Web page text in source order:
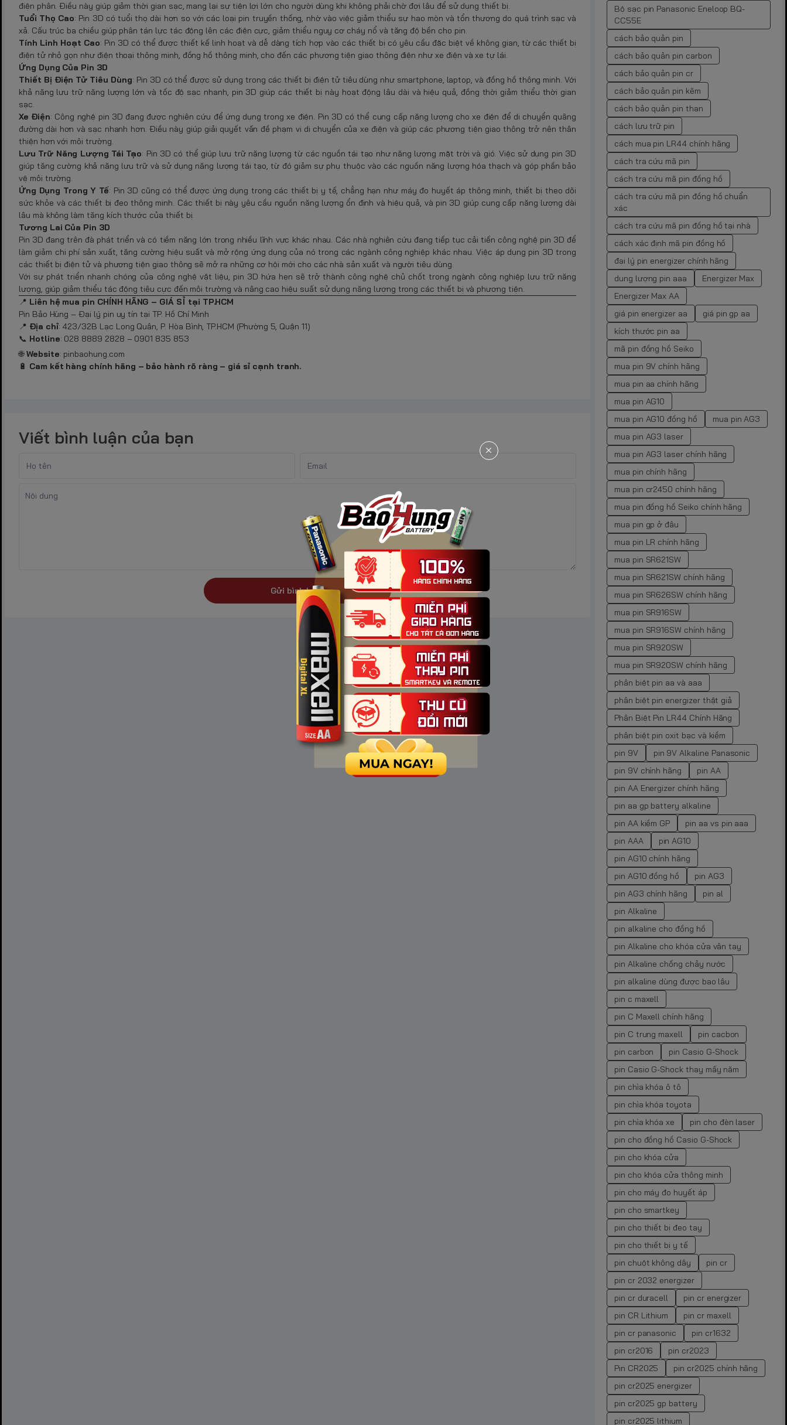
điện phân. Điều này giúp giảm thời gian sạc, mang lại sự tiện lợi lớn cho người dùng khi không phải chờ đợi lâu để sử dụng thiết bị.
Tuổi Thọ Cao: Pin 3D có tuổi thọ dài hơn so với các loại pin truyền thống, nhờ vào việc giảm thiểu sự hao mòn và tổn thương do quá trình sạc và
xả. Cấu trúc ba chiều giúp phân tán lực tác động lên các điện cực, giảm thiểu nguy cơ cháy nổ và tăng độ bền cho pin.
Tính Linh Hoạt Cao: Pin 3D có thể được thiết kế linh hoạt và dễ dàng tích hợp vào các thiết bị có yêu cầu đặc biệt về không gian, từ các thiết bị
điện tử nhỏ gọn như điện thoại thông minh, đồng hồ thông minh, cho đến các phương tiện giao thông điện như xe điện và xe tự lái.
Ứng Dụng Của Pin 3D
Thiết Bị Điện Tử Tiêu Dùng: Pin 3D có thể được sử dụng trong các thiết bị điện tử tiêu dùng như smartphone, laptop, và đồng hồ thông minh. Với
khả năng lưu trữ năng lượng lớn và tốc độ sạc nhanh, pin 3D giúp các thiết bị này hoạt động lâu dài và hiệu quả, đồng thời giảm thiểu thời gian
sạc.
Xe Điện: Công nghệ pin 3D đang được nghiên cứu để ứng dụng trong xe điện. Pin 3D có thể cung cấp năng lượng cho xe điện để di chuyển quãng
đường dài hơn và sạc nhanh hơn. Điều này giúp giải quyết vấn đề phạm vi di chuyển của xe điện và giúp các phương tiện giao thông trở nên thân
thiện hơn với môi trường.
Lưu Trữ Năng Lượng Tái Tạo: Pin 3D có thể giúp lưu trữ năng lượng từ các nguồn tái tạo như năng lượng mặt trời và gió. Việc sử dụng pin 3D
giúp tăng cường khả năng lưu trữ và sử dụng năng lượng tái tạo, từ đó giảm sự phụ thuộc vào các nguồn năng lượng hóa thạch và góp phần bảo
vệ môi trường.
Ứng Dụng Trong Y Tế: Pin 3D cũng có thể được ứng dụng trong các thiết bị y tế, chẳng hạn như máy đo huyết áp thông minh, thiết bị theo dõi
sức khỏe và các thiết bị đeo thông minh. Các thiết bị này yêu cầu nguồn năng lượng ổn định và hiệu quả, và pin 3D giúp cung cấp năng lượng dài
lâu mà không làm tăng kích thước của thiết bị.
Tương Lai Của Pin 3D
Pin 3D đang trên đà phát triển và có tiềm năng lớn trong nhiều lĩnh vực khác nhau. Các nhà nghiên cứu đang tiếp tục cải tiến công nghệ pin 3D để
làm giảm chi phí sản xuất, tăng cường hiệu suất và mở rộng ứng dụng của nó trong các ngành công nghiệp khác nhau. Việc áp dụng pin 3D trong
các thiết bị điện tử và phương tiện giao thông sẽ mở ra những cơ hội mới cho các nhà sản xuất và người tiêu dùng.
Với sự phát triển nhanh chóng của công nghệ vật liệu, pin 3D hứa hẹn sẽ trở thành công nghệ chủ chốt trong ngành công nghiệp lưu trữ năng
lượng, giúp giảm thiểu tác động tiêu cực đến môi trường và nâng cao hiệu suất sử dụng năng lượng trong các thiết bị và phương tiện.
📍 Liên hệ mua pin CHÍNH HÃNG – GIÁ SỈ tại TP.HCM
Pin Bảo Hùng – Đại lý pin uy tín tại TP. Hồ Chí Minh
📍 Địa chỉ: 423/32B Lạc Long Quân, P. Hòa Bình, TP.HCM (Phường 5, Quận 11)
📞 Hotline: 028 8889 2828 – 0901 835 853
🌐Website: pinbaohung.com
🔋 Cam kết hàng chính hãng – bảo hành rõ ràng – giá sỉ cạnh tranh.
Viết bình luận của bạn
Gửi bình luận
Bộ sạc pin Panasonic Eneloop BQ-
CC55E
cách bảo quản pin
cách bảo quản pin carbon
cách bảo quản pin cr
cách bảo quản pin kẽm
cách bảo quản pin than
cách lưu trữ pin
cách mua pin LR44 chính hãng
cách tra cứu mã pin
cách tra cứu mã pin đồng hồ
cách tra cứu mã pin đồng hồ chuẩn
xác
cách tra cứu mã pin đồng hồ tại nhà
cách xác định mã pin đồng hồ
đại lý pin energizer chính hãng
dung lượng pin aaa
Energizer Max
Energizer Max AA
giá pin energizer aa
giá pin gp aa
kích thước pin aa
mã pin đồng hồ Seiko
mua pin 9V chính hãng
mua pin aa chính hãng
mua pin AG10
mua pin AG10 đồng hồ
mua pin AG3
mua pin AG3 laser
mua pin AG3 laser chính hãng
mua pin chính hãng
mua pin cr2450 chính hãng
mua pin đồng hồ Seiko chính hãng
mua pin gp ở đâu
mua pin LR chính hãng
mua pin SR621SW
mua pin SR621SW chính hãng
mua pin SR626SW chính hãng
mua pin SR916SW
mua pin SR916SW chính hãng
mua pin SR920SW
mua pin SR920SW chính hãng
phân biệt pin aa và aaa
phân biệt pin energizer thật giả
Phân Biệt Pin LR44 Chính Hãng
phân biệt pin oxit bạc và kiềm
pin 9V
pin 9V Alkaline Panasonic
pin 9V chính hãng
pin AA
pin AA Energizer chính hãng
pin aa gp battery alkaline
pin AA kiềm GP
pin aa vs pin aaa
pin AAA
pin AG10
pin AG10 chính hãng
pin AG10 đồng hồ
pin AG3
pin AG3 chính hãng
pin al
pin Alkaline
pin alkaline cho đồng hồ
pin Alkaline cho khóa cửa vân tay
pin Alkaline chống chảy nước
pin alkaline dùng được bao lâu
pin c maxell
pin C Maxell chính hãng
pin C trung maxell
pin cacbon
pin carbon
pin Casio G-Shock
pin Casio G-Shock thay mấy năm
pin chìa khóa ô tô
pin chìa khóa toyota
pin chìa khóa xe
pin cho đèn laser
pin cho đồng hồ Casio G-Shock
pin cho khóa cửa
pin cho khóa cửa thông minh
pin cho máy đo huyết áp
pin cho smartkey
pin cho thiết bị đeo tay
pin cho thiết bị y tế
pin chuột không dây
pin cr
pin cr 2032 energizer
pin cr duracell
pin cr energizer
pin CR Lithium
pin cr maxell
pin cr panasonic
pin cr1632
pin cr2016
pin cr2023
Pin CR2025
pin cr2025 chính hãng
pin cr2025 energizer
pin cr2025 gp battery
pin cr2025 lithium